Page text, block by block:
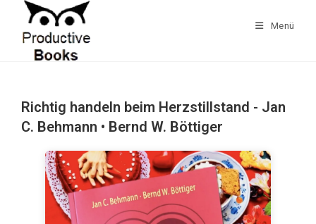
springen
Menü
Richtig handeln beim Herzstillstand - Jan
C. Behmann • Bernd W. Böttiger